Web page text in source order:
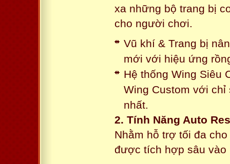
xa những bộ trang bị
cho người chơi.
Vũ khí & Trang bị
mới với hiệu ứng
Hệ thống Wing Siêu
Wing Custom với
nhất.
2. Tính Năng Auto
Nhằm hỗ trợ tối đa
được tích hợp sâu vào